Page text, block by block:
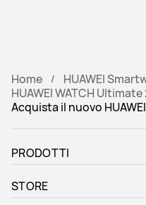
Home
HUAWEI
HUAWEI WATCH Ultimate
Acquista il nuovo
PRODOTTI
STORE